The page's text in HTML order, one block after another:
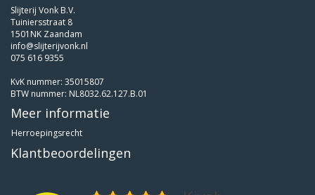
Slijterij Vonk B.V.
Tuiniersstraat 8
1501NK Zaandam
info@slijterijvonk.nl
075 616 9355
KvK nummer: 35015807
BTW nummer: NL8032.62.127.B.01
Meer informatie
Herroepingsrecht
Klantbeoordelingen